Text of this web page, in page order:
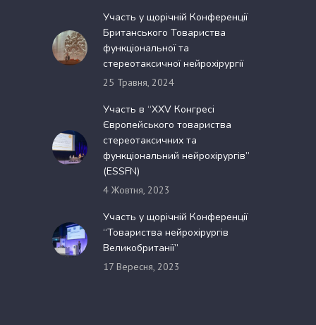
Участь у щорічній Конференції
Британського Товариства
функціональної та
стереотаксичної нейрохірургії
25 Травня, 2024
Участь в “XXV Конгресі
Європейського товариства
стереотаксичних та
функціональний нейрохірургів”
(ESSFN)
4 Жовтня, 2023
Участь у щорічній Конференції
“Товариства нейрохірургів
Великобританії”
17 Вересня, 2023